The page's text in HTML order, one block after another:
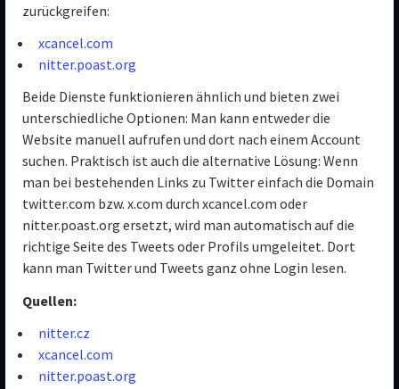
zurückgreifen:
xcancel.com
nitter.poast.org
Beide Dienste funktionieren ähnlich und bieten zwei
unterschiedliche Optionen: Man kann entweder die
Website manuell aufrufen und dort nach einem Account
suchen. Praktisch ist auch die alternative Lösung: Wenn
man bei bestehenden Links zu Twitter einfach die Domain
twitter.com bzw. x.com durch xcancel.com oder
nitter.poast.org ersetzt, wird man automatisch auf die
richtige Seite des Tweets oder Profils umgeleitet. Dort
kann man Twitter und Tweets ganz ohne Login lesen.
Quellen:
nitter.cz
xcancel.com
nitter.poast.org